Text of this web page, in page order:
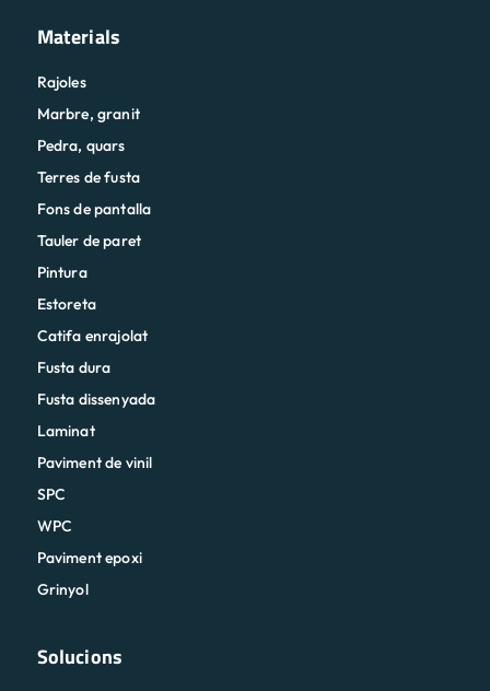
Materials
Rajoles
Marbre, granit
Pedra, quars
Terres de fusta
Fons de pantalla
Tauler de paret
Pintura
Estoreta
Catifa enrajolat
Fusta dura
Fusta dissenyada
Laminat
Paviment de vinil
SPC
WPC
Paviment epoxi
Grinyol
Solucions